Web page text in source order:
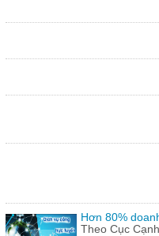
Hơn 80%
Theo Cục